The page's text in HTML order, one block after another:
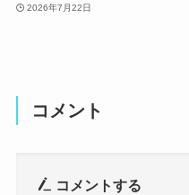
2026年7月22日
コメント
コメントする